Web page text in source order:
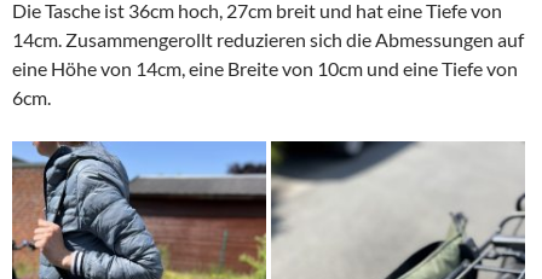
Die Tasche ist 36cm hoch, 27cm breit und hat eine Tiefe von
14cm. Zusammengerollt reduzieren sich die Abmessungen auf
eine Höhe von 14cm, eine Breite von 10cm und eine Tiefe von
6cm.